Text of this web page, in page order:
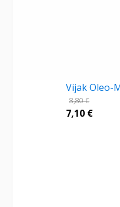
Vijak Oleo-
8,80€
7,10 €